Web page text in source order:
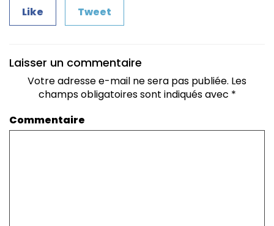
Like Tweet
Laisser un commentaire
Votre adresse e-mail ne sera pas publiée. Les
champs obligatoires sont indiqués avec *
Commentaire